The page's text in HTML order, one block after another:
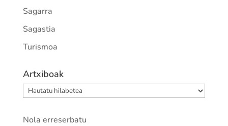
Sagarra
Sagastia
Turismoa
Artxiboak
Artxiboak
Nola erreserbatu